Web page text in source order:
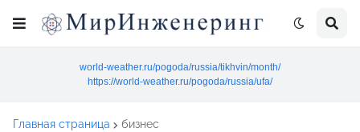
world-weather.ru/pogoda/russia/tikhvin/month/
https://world-weather.ru/pogoda/russia/ufa/
Главная страница бизнес